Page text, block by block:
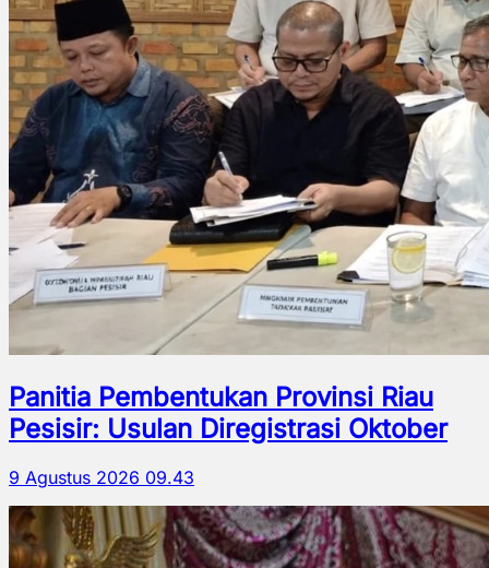
Panitia Pembentukan Provinsi Riau
Pesisir: Usulan Diregistrasi Oktober
9 Agustus 2026 09.43